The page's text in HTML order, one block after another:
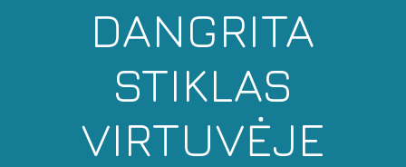
DANGRITA
STIKLAS
VIRTUVĖJE